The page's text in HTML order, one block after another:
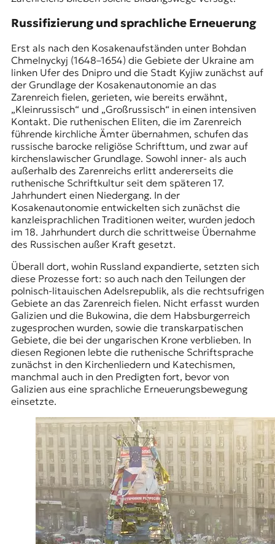
Russifizierung und sprachliche Erneuerung
Erst als nach den Kosakenaufständenunter Bohdan
Chmelnyckyj (1648–1654) die Gebiete der Ukraine am
linken Ufer des Dnipro und die Stadt Kyjiw zunächst auf
der Grundlage der Kosakenautonomie an das
Zarenreich fielen, gerieten, wie bereits erwähnt,
„Kleinrussisch“ und „Großrussisch“ in einen intensiven
Kontakt. Die ruthenischen Eliten, die im Zarenreich
führende kirchliche Ämter übernahmen, schufen das
russische barocke religiöse Schrifttum, und zwar auf
kirchenslawischer Grundlage. Sowohl inner- als auch
außerhalb des Zarenreichs erlitt andererseits die
ruthenische Schriftkultur seit dem späteren 17.
Jahrhundert einen Niedergang. In der
Kosakenautonomie entwickelten sich zunächst die
kanzleisprachlichen Traditionen weiter, wurden jedoch
im 18. Jahrhundert durch die schrittweise Übernahme
des Russischen außer Kraft gesetzt.
Überall dort, wohin Russland expandierte, setzten sich
diese Prozesse fort: so auch nach den Teilungen der
polnisch-litauischen Adelsrepublik, als die rechtsufrigen
Gebiete an das Zarenreich fielen. Nicht erfasst wurden
Galizien und die Bukowina, die dem Habsburgerreich
zugesprochen wurden, sowie die transkarpatischen
Gebiete, die bei der ungarischen Krone verblieben. In
diesen Regionen lebte die ruthenische Schriftsprache
zunächst in den Kirchenliedern und Katechismen,
manchmal auch in den Predigten fort, bevor von
Galizien aus eine sprachliche Erneuerungsbewegung
einsetzte.